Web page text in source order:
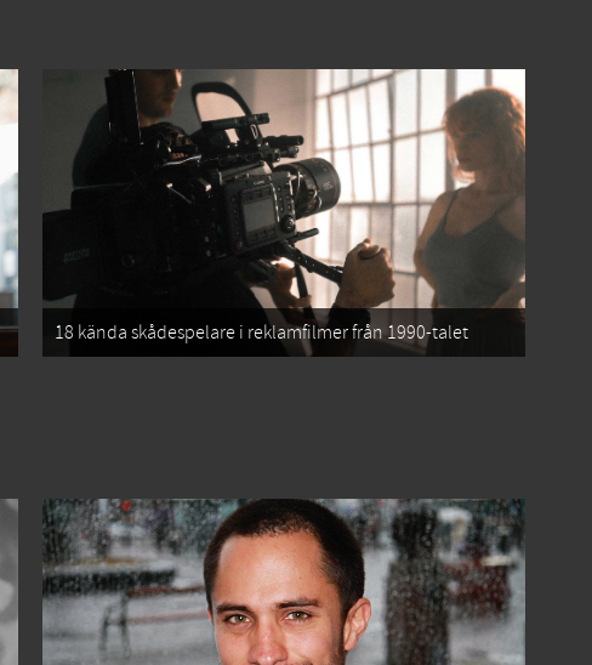
18 kända skådespelare i reklamfilmer från 1990-talet